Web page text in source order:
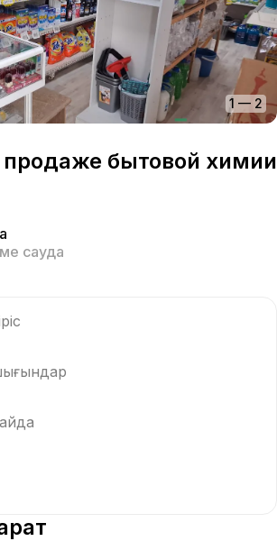
1 — 2
продаже бытовой химии
сауда